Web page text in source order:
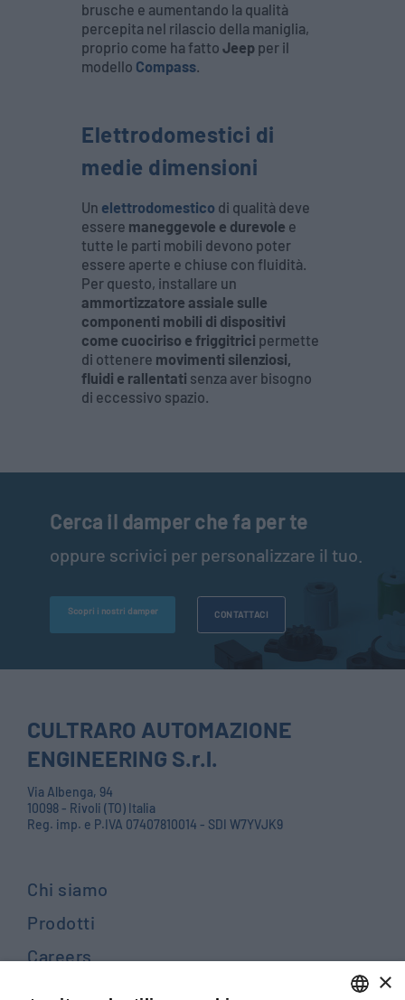
brusche e aumentando la qualità
percepita nel rilascio della maniglia,
proprio come ha fatto Jeep per il
modello Compass.
Elettrodomestici di
medie dimensioni
Un elettrodomestico di qualità deve
essere maneggevole e durevole e
tutte le parti mobili devono poter
essere aperte e chiuse con fluidità.
Per questo, installare un
ammortizzatore assiale sulle
componenti mobili di dispositivi
come cuociriso e friggitrici permette
di ottenere movimenti silenziosi,
fluidi e rallentati senza aver bisogno
di eccessivo spazio.
Cerca il damper che fa per te
oppure scrivici per personalizzare il tuo.
Scopri i nostri damper CONTATTACI
CULTRARO AUTOMAZIONE
ENGINEERING S.r.l.
Via Albenga, 94
10098 - Rivoli (TO) Italia
Reg. imp. e P.IVA 07407810014 - SDI W7YVJK9
Chi siamo
Prodotti
Careers
×